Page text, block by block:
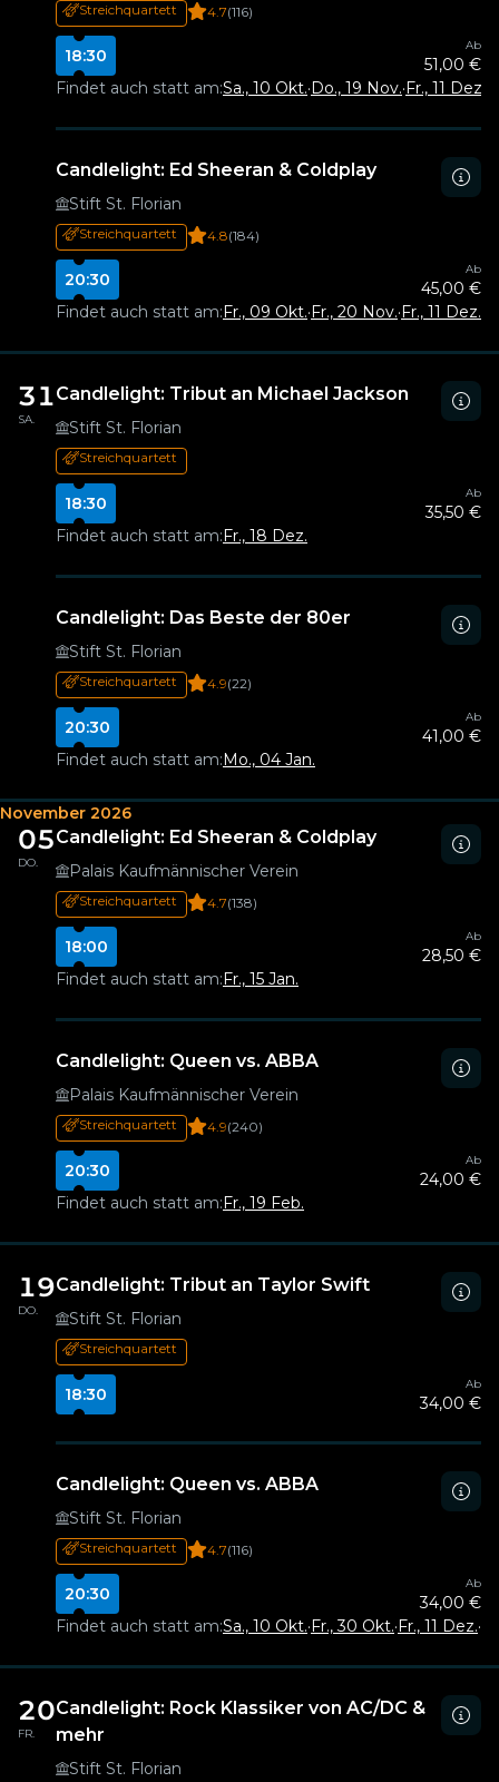
Streichquartett 4.7(116)
18:30
Ab
51,00 €
Findet auch statt am:Sa., 10 Okt.·Do., 19 Nov.·Fr., 11 Dez.
Candlelight: Ed Sheeran & Coldplay
Stift St. Florian
Streichquartett 4.8(184)
20:30
Ab
45,00 €
Findet auch statt am:Fr., 09 Okt.·Fr., 20 Nov.·Fr., 11 Dez.
31
SA.
Candlelight: Tribut an Michael Jackson
Stift St. Florian
Streichquartett
18:30
Ab
35,50 €
Findet auch statt am:Fr., 18 Dez.
Candlelight: Das Beste der 80er
Stift St. Florian
Streichquartett 4.9(22)
20:30
Ab
41,00 €
Findet auch statt am:Mo., 04 Jan.
November 2026
05
DO.
Candlelight: Ed Sheeran & Coldplay
Palais Kaufmännischer Verein
Streichquartett 4.7(138)
18:00
Ab
28,50 €
Findet auch statt am:Fr., 15 Jan.
Candlelight: Queen vs. ABBA
Palais Kaufmännischer Verein
Streichquartett 4.9(240)
20:30
Ab
24,00 €
Findet auch statt am:Fr., 19 Feb.
19
DO.
Candlelight: Tribut an Taylor Swift
Stift St. Florian
Streichquartett
18:30
Ab
34,00 €
Candlelight: Queen vs. ABBA
Stift St. Florian
Streichquartett 4.7(116)
20:30
Ab
34,00 €
Findet auch statt am:Sa., 10 Okt.·Fr., 30 Okt.·Fr., 11 Dez.·
20
FR.
Candlelight: Rock Klassiker von AC/DC &
mehr
Stift St. Florian